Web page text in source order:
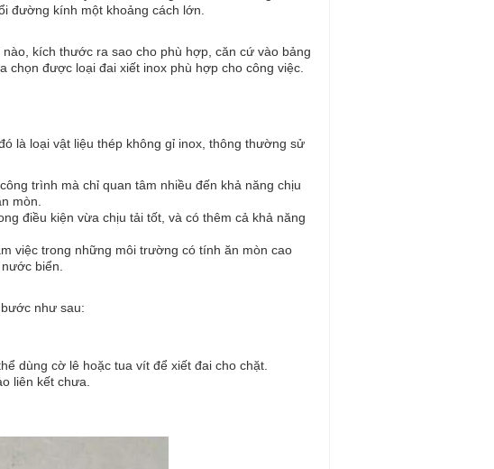
đường kính một khoảng cách lớn.
kích thước ra sao cho phù hợp, căn cứ vào bảng
được loại đai xiết inox phù hợp cho công việc.
là loại vật liệu thép không gỉ inox, thông thường sử
trình mà chỉ quan tâm nhiều đến khả năng chịu
mòn.
điều kiện vừa chịu tải tốt, và có thêm cả khả năng
việc trong những môi trường có tính ăn mòn cao
biển.
như sau:
dùng cờ lê hoặc tua vít để xiết đai cho chặt.
liên kết chưa.